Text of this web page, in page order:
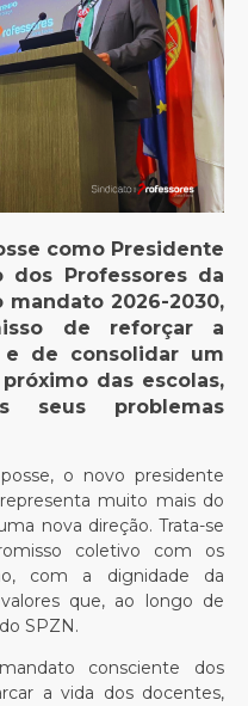
como Presidente
dos Professores da
mandato 2026-2030,
de reforçar a
e de consolidar um
das escolas,
seus problemas
o novo presidente
muito mais do
nova direção. Trata-se
coletivo com os
com a dignidade da
que, ao longo de
SPZN.
consciente dos
a vida dos docentes,